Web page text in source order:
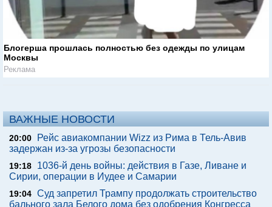
Блогерша прошлась полностью без одежды по улицам
Москвы
Реклама
ВАЖНЫЕ НОВОСТИ
20:00
Рейс авиакомпании Wizz из Рима в Тель-Авив
задержан из-за угрозы безопасности
19:18
1036-й день войны: действия в Газе, Ливане и
Сирии, операции в Иудее и Самарии
19:04 Суд запретил Трампу продолжать строительство
бального зала Белого дома без одобрения Конгресса